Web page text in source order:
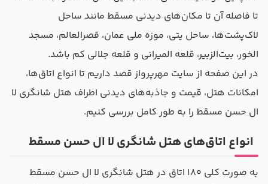
تا فاصله آن تا مکان‌های دیدنی مسقط مانند ساحل
لاک‌پشت‌ها، ساحل یتی، موزه ملی عمان، قصرالعالم، مسجد
الخور، بیت‌الزبیر، قلعه المیرانی و قلعه جلالی کم باشد.
در این صفحه از سایت مهرپرواز قصد داریم تا انواع اتاق‌ها،
امکانات هتل، قیمت و جاذبه‌های دیدنی اطراف هتل شانگری لا
ال حسن مسقط را به طور کامل بررسی کنیم.
انواع اتاق‌های هتل شانگری لا ال حسن مسقط
به صورت کلی ۱۸۰ اتاق در هتل شانگری لا ال حسن مسقط